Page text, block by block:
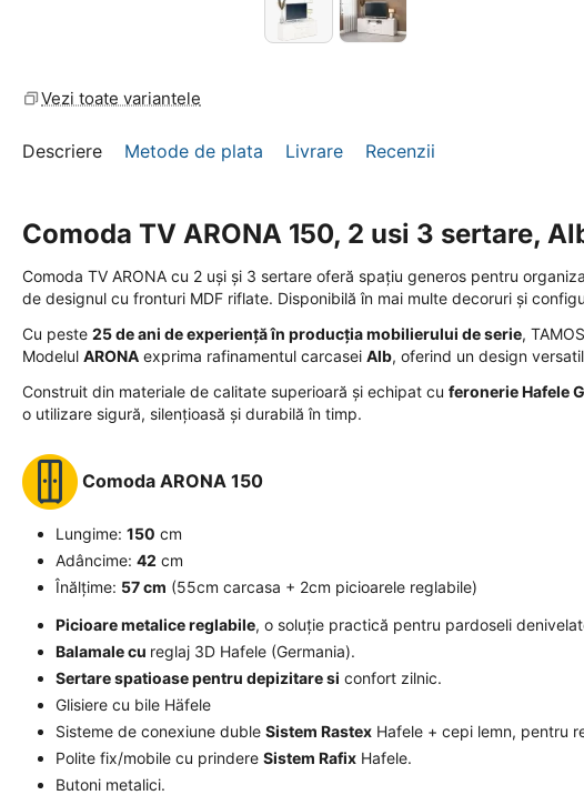
Vezi toate variantele
Descriere Metode de plata Livrare Recenzii
Comoda TV ARONA 150, 2 usi 3 sertare,
Comoda TV ARONA cu 2 uși și 3 sertare oferă spațiu generos pentru
de designul cu fronturi MDF riflate. Disponibilă în mai multe decoruri și
Cu peste 25 de ani de experiență în producția mobilierului de serie,
Modelul ARONA exprima rafinamentul carcasei Alb, oferind un design
Construit din materiale de calitate superioară și echipat cu feronerie Hafele
o utilizare sigură, silențioasă și durabilă în timp.
Comoda ARONA 150
Lungime: 150 cm
Adâncime: 42 cm
Înălțime: 57cm (55cm carcasa + 2cm picioarele reglabile)
Picioare metalice reglabile, o soluție practică pentru pardoseli
Balamale cu reglaj 3D Hafele (Germania).
Sertare spatioase pentru depizitare si confort zilnic.
Glisiere cu bile Häfele
Sisteme de conexiune duble Sistem Rastex Hafele + cepi lemn, pentru
Polite fix/mobile cu prindere Sistem Rafix Hafele.
Butoni metalici.